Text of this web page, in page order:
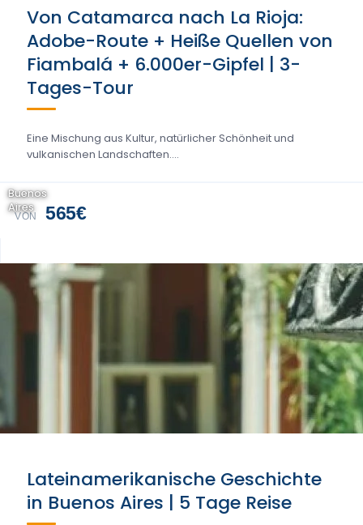
Von Catamarca nach La Rioja:
Adobe-Route + Heiße Quellen von
Fiambalá + 6.000er-Gipfel | 3-
Tages-Tour
Eine Mischung aus Kultur, natürlicher Schönheit und
vulkanischen Landschaften....
VON 565€
Buenos
Aires
Lateinamerikanische Geschichte
in Buenos Aires | 5 Tage Reise